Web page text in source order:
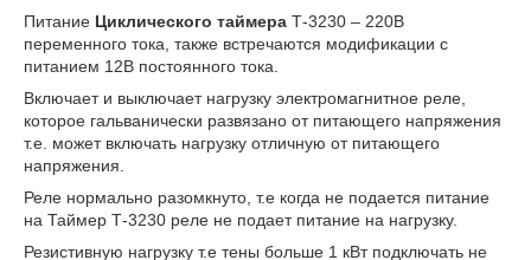
Питание Циклического таймера Т-3230 – 220В
переменного тока, также встречаются модификации с
питанием 12В постоянного тока.
Включает и выключает нагрузку электромагнитное реле,
которое гальванически развязано от питающего напряжения
т.е. может включать нагрузку отличную от питающего
напряжения.
Реле нормально разомкнуто, т.е когда не подается питание
на Таймер Т-3230 реле не подает питание на нагрузку.
Резистивную нагрузку т.е тены больше 1 кВт подключать не